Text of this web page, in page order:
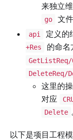
来独立
go 文
api 定义的
+Res
的命名
DeleteReq/
这里的
对应
Delete
以下是项目工程